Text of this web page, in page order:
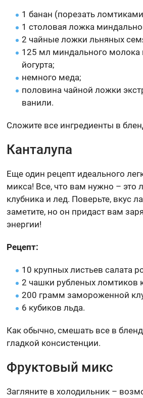
1 банан (порезать
1 столовая ложка
2 чайные ложки льняных
125 мл миндального молока
йогурта;
немного меда;
половина чайной ложки
ванили.
Сложите все ингредиенты в
Канталупа
Еще один рецепт идеального
микса! Все, что вам нужно – это
клубника и лед. Поверьте, вкус
заметите, но он придаст вам
энергии!
Рецепт:
10 крупных листьев салата
2 чашки рубленых ломтиков
200 грамм замороженной
6 кубиков льда.
Как обычно, смешать все в
гладкой консистенции.
Фруктовый микс
Загляните в холодильник –